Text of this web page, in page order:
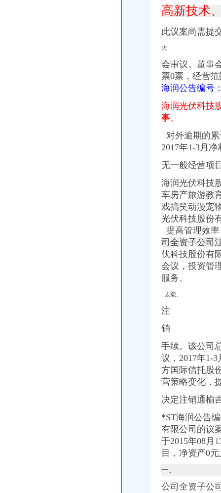
公司经营地址变更-变更经营地址-营业执照地址变更-北京跨区经营注册
【58同城】无锡江阴新桥镇公司注销服务_公司注销代理_公司注销费用
关于注销大连新桥保险代理有限公司许可证的公告-中国保监会大连监
松江新桥代理记账公司注册注销变更杨会计就在您身边-上海58同城
上海松江新桥镇注册公司法人股东变更公司注销找卢会计-上海58同城
东台市山本恒润服装有限公司新桥分公司联系方式_信用报告_工商信息
专业代理松江新桥工商变更税务变更公司注销找安诚梅莹-上海58同城
新北新龙新桥专业办理公司注册注销记账报税刻章变更等-常州58同城
江苏兴港建设集团有限公司新桥分公司联系方式_信用报告_工商信息-
钟楼区西新桥周边财务代理公司注册提供地址注销变更-常州58同城
烟台新桥集团有限公司与烟台汇和丝绸有限公司、烟台天启丝绸有限责
新桥周边地价注册公司、联合年检注销-找安诚财务小王-上海58同城
江苏好老师教育发展有限公司新桥分公司2017新招聘信息_电话_地
湖北稻花香集团新桥公司2017新招聘信息_电话_地址-58企业名录
上海德邦物流有限公司新桥分公司联系方式_信用报告_工商信息-启信宝
丹亿诺车辆部件有限公司新桥分公司联系方式_信用报告_工商信息-
西新桥专业办理公司注册注销记账报税找安诚刘会计-常州58同城
松江新桥工业公司诉上海万和投资发展有限公司-判裁案例-110网
宝安新桥一般纳科人代理记帐小规模公司代理记账【今日推荐网-深圳
宝安新桥街道公司注册财务代理,做帐报税,工商注册【今日推荐网-
【新北三井新桥周边公司注册变更注销代理记账代办刻章】-新北三井
【重庆新桥外资公司注册|香港公司注册|离岸公司注册】-重庆赶集网
衡山县材公司新桥店_【信用信息_诉讼信息_财务信息_注册信息_
关于撤销中国人寿保险股份有限公司温州市瓯海区支公司新桥街道营
【58同城】上海松江新桥香港公司注册_注册香港公司_离岸公司注册
[公告]四环生物：关于公司新桥镇圩里村土地回收及地上建筑物拆迁补
上海验资：松江新桥注册公司变更年检安诚陈婷一直在等你-上海爱问
【58同城】新桥税务咨询热线_新桥税务咨询公司_新桥税务咨询服务
温州市亮洁洗涤服务有限公司新桥服务部_【信用信息_诉讼信息_财务
高新技术
此议案尚需提
大
会审议。董事
票0票，经营
海润公告编号
海润光伏科技
事、
对外逾期的
2017年1-3月
无一般经营项
海润光伏科技
车房产旅游教
戏搞笑动漫宠
光伏科技股份
提高管理效
司全资子公司
伏科技股份有
会议，投资管
服务、
太能、
注
销
手续。该公司
议，2017年1-
方国际信托股
营策略变化，
决定注销通榆
*ST海润公告
有限公司的议
于2015年08月
目，净资产0
一、
公司全资子公